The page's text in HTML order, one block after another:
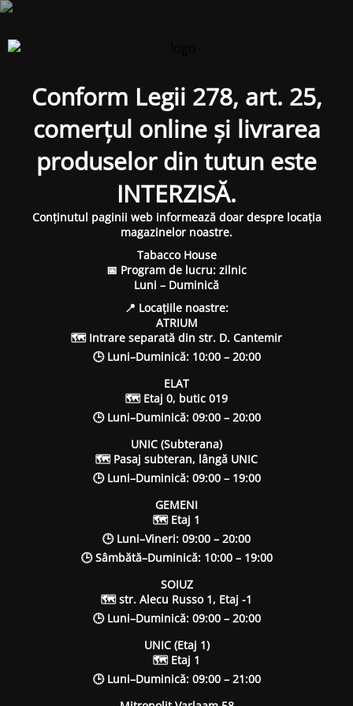
Conform Legii 278, art. 25,
comerțul online și livrarea
produselor din tutun este
INTERZISĂ.
Conținutul paginii web informează doar despre locația
magazinelor noastre.
Tabacco House
📅 Program de lucru: zilnic
Luni – Duminică
📍 Locațiile noastre:
ATRIUM
🗺 Intrare separată din str. D. Cantemir
🕒 Luni–Duminică: 10:00 – 20:00
ELAT
🗺 Etaj 0, butic 019
🕒 Luni–Duminică: 09:00 – 20:00
UNIC (Subterana)
🗺 Pasaj subteran, lângă UNIC
🕒 Luni–Duminică: 09:00 – 19:00
GEMENI
🗺 Etaj 1
🕒 Luni–Vineri: 09:00 – 20:00
🕒 Sâmbătă–Duminică: 10:00 – 19:00
SOIUZ
🗺 str. Alecu Russo 1, Etaj -1
🕒 Luni–Duminică: 09:00 – 20:00
UNIC (Etaj 1)
🗺 Etaj 1
🕒 Luni–Duminică: 09:00 – 21:00